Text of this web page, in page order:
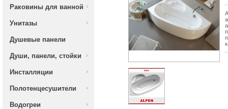
Раковины для ванной
Унитазы
Душевые панели
Души, панели, стойки
Инсталляции
Полотенцесушители
Водогреи